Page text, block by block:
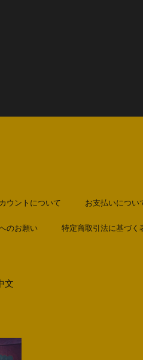
ウントについて お支払いについ
のお願い 特定商取引法に基づく
文